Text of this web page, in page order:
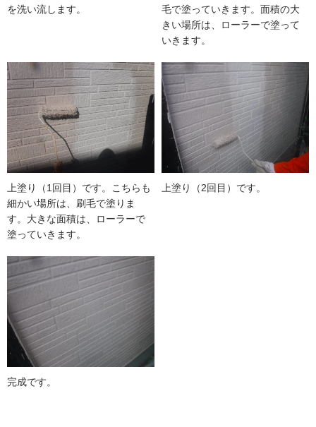
を洗い流します。
毛で塗っていきます。面積の大
きい場所は、ローラーで塗って
いきます。
上塗り（1回目）です。こちらも
細かい場所は、刷毛で塗りま
す。大きな面積は、ローラーで
塗っていきます。
上塗り（2回目）です。
完成です。